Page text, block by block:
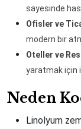
sayesinde
Ofisler ve
modern bir
Oteller ve
yaratmak için
Neden
Linolyum